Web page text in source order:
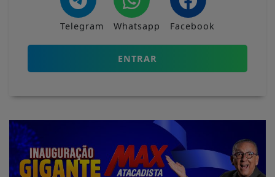
Telegram Whatsapp Facebook
ENTRAR